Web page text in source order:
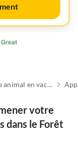
Emmener votre animal en vacances
votre
dans le Forêt